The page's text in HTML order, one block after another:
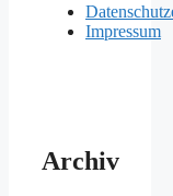
Impressum
Archiv